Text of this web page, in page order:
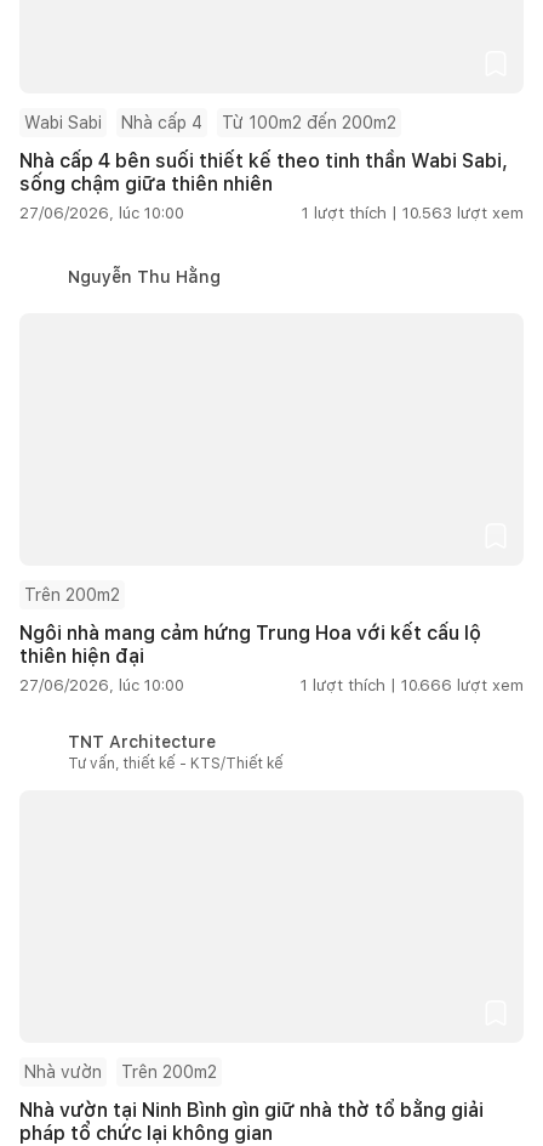
Wabi Sabi Nhà cấp 4 Từ 100m2 đến 200m2
Nhà cấp 4 bên suối thiết kế theo tinh thần Wabi Sabi,
sống chậm giữa thiên nhiên
27/06/2026, lúc 10:00 1 lượt thích | 10.563 lượt xem
Nguyễn Thu Hằng
Trên 200m2
Ngôi nhà mang cảm hứng Trung Hoa với kết cấu lộ
thiên hiện đại
27/06/2026, lúc 10:00 1 lượt thích | 10.666 lượt xem
TNT Architecture
Tư vấn, thiết kế - KTS/Thiết kế
Nhà vườn Trên 200m2
Nhà vườn tại Ninh Bình gìn giữ nhà thờ tổ bằng giải
pháp tổ chức lại không gian